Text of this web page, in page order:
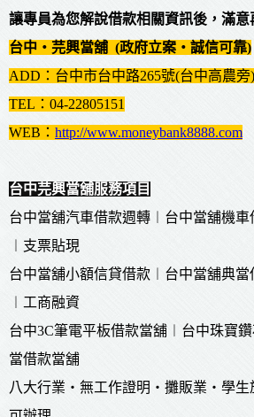
讓專員為您解說借款相關資訊後，滿意
台中‧芫興當舖 (政府立案‧誠信可靠)
ADD： 台中市台中路265號(台中高農旁)
TEL：04-22805151
WEB： http://www.moneybank8888.com
台中芫興當舖服務項目
台中當舖汽車借款週轉︱台中當舖機車
︱支票貼現
台中當舖小額信貸借款︱台中當舖典當
︱工商融資
台中3C筆電平板借款當舖 ︱台中珠寶
當借款當舖
八大行業‧無工作證明‧攤販業‧學生